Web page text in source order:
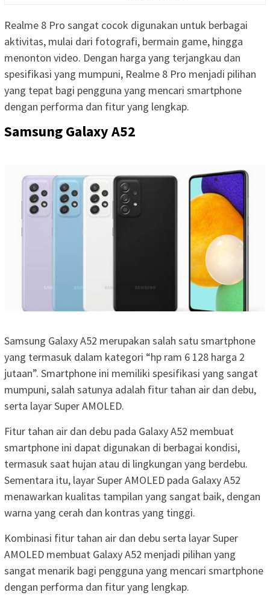
Realme 8 Pro sangat cocok digunakan untuk berbagai
aktivitas, mulai dari fotografi, bermain game, hingga
menonton video. Dengan harga yang terjangkau dan
spesifikasi yang mumpuni, Realme 8 Pro menjadi pilihan
yang tepat bagi pengguna yang mencari smartphone
dengan performa dan fitur yang lengkap.
Samsung Galaxy A52
Samsung Galaxy A52 merupakan salah satu smartphone
yang termasuk dalam kategori “hp ram 6 128 harga 2
jutaan”. Smartphone ini memiliki spesifikasi yang sangat
mumpuni, salah satunya adalah fitur tahan air dan debu,
serta layar Super AMOLED.
Fitur tahan air dan debu pada Galaxy A52 membuat
smartphone ini dapat digunakan di berbagai kondisi,
termasuk saat hujan atau di lingkungan yang berdebu.
Sementara itu, layar Super AMOLED pada Galaxy A52
menawarkan kualitas tampilan yang sangat baik, dengan
warna yang cerah dan kontras yang tinggi.
Kombinasi fitur tahan air dan debu serta layar Super
AMOLED membuat Galaxy A52 menjadi pilihan yang
sangat menarik bagi pengguna yang mencari smartphone
dengan performa dan fitur yang lengkap.